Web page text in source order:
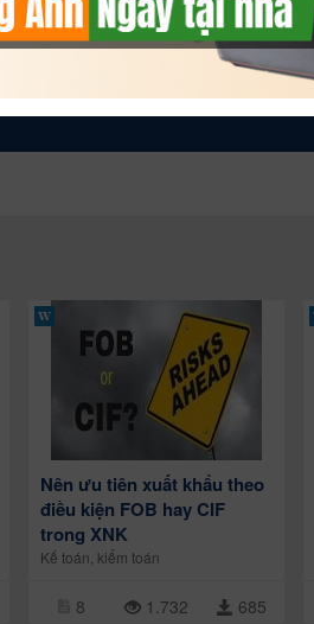
Nên ưu tiên xuất khẩu theo
điều kiện FOB hay CIF
trong XNK
Kế toán, kiểm toán
8 1.732 685